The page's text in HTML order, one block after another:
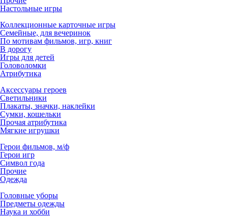
Настольные игры
Коллекционные карточные игры
Семейные, для вечеринок
По мотивам фильмов, игр, книг
В дорогу
Игры для детей
Головоломки
Атрибутика
Аксессуары героев
Светильники
Плакаты, значки, наклейки
Сумки, кошельки
Прочая атрибутика
Мягкие игрушки
Герои фильмов, м/ф
Герои игр
Символ года
Прочие
Одежда
Головные уборы
Предметы одежды
Наука и хобби